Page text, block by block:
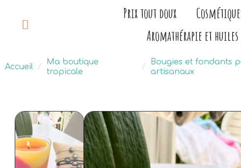
Prix tout doux
Aromathérapie et
Accueil
Ma boutique
tropicale
Bougies et fondants
artisanaux